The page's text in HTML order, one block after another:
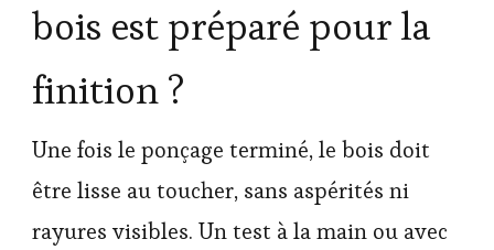
bois est préparé pour la
finition ?
Une fois le ponçage terminé, le bois doit
être lisse au toucher, sans aspérités ni
rayures visibles. Un test à la main ou avec